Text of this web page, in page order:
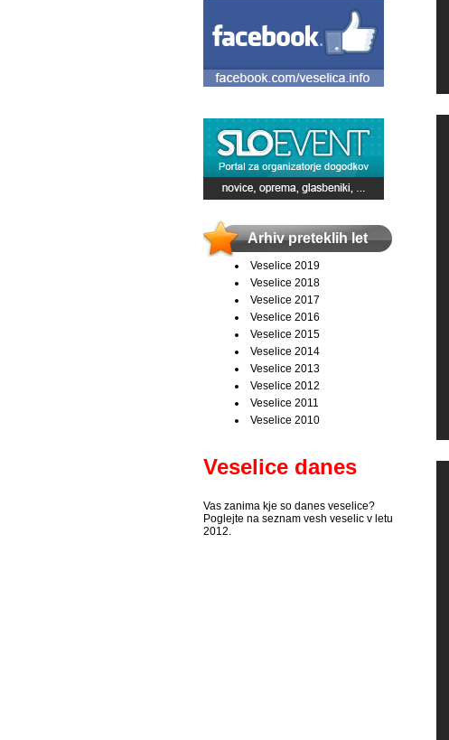
Arhiv preteklih let
Veselice 2019
Veselice 2018
Veselice 2017
Veselice 2016
Veselice 2015
Veselice 2014
Veselice 2013
Veselice 2012
Veselice 2011
Veselice 2010
Veselice danes
Vas zanima kje so danes veselice?
Poglejte na seznam vesh veselic v letu
2012.